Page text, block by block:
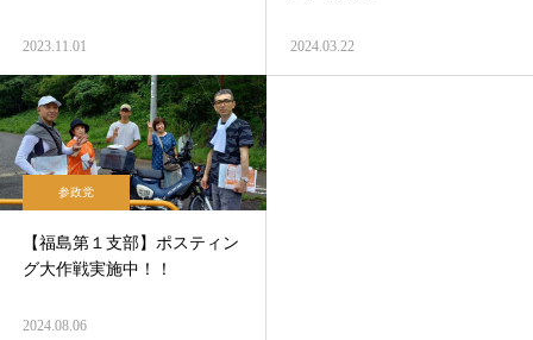
2023.11.01 2024.03.22
参政党
【福島第１支部】ポスティン
グ大作戦実施中！！
2024.08.06